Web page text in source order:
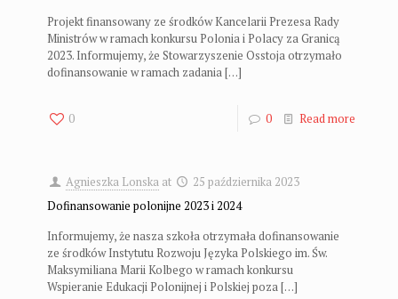
Projekt finansowany ze środków Kancelarii Prezesa Rady
Ministrów w ramach konkursu Polonia i Polacy za Granicą
2023. Informujemy, że Stowarzyszenie Osstoja otrzymało
dofinansowanie w ramach zadania[…]
0 0 Read more
Agnieszka Lonska at
25 października 2023
Dofinansowanie polonijne 2023 i 2024
Informujemy, że nasza szkoła otrzymała dofinansowanie
ze środków Instytutu Rozwoju Języka Polskiego im. Św.
Maksymiliana Marii Kolbego w ramach konkursu
Wspieranie Edukacji Polonijnej i Polskiej poza[…]